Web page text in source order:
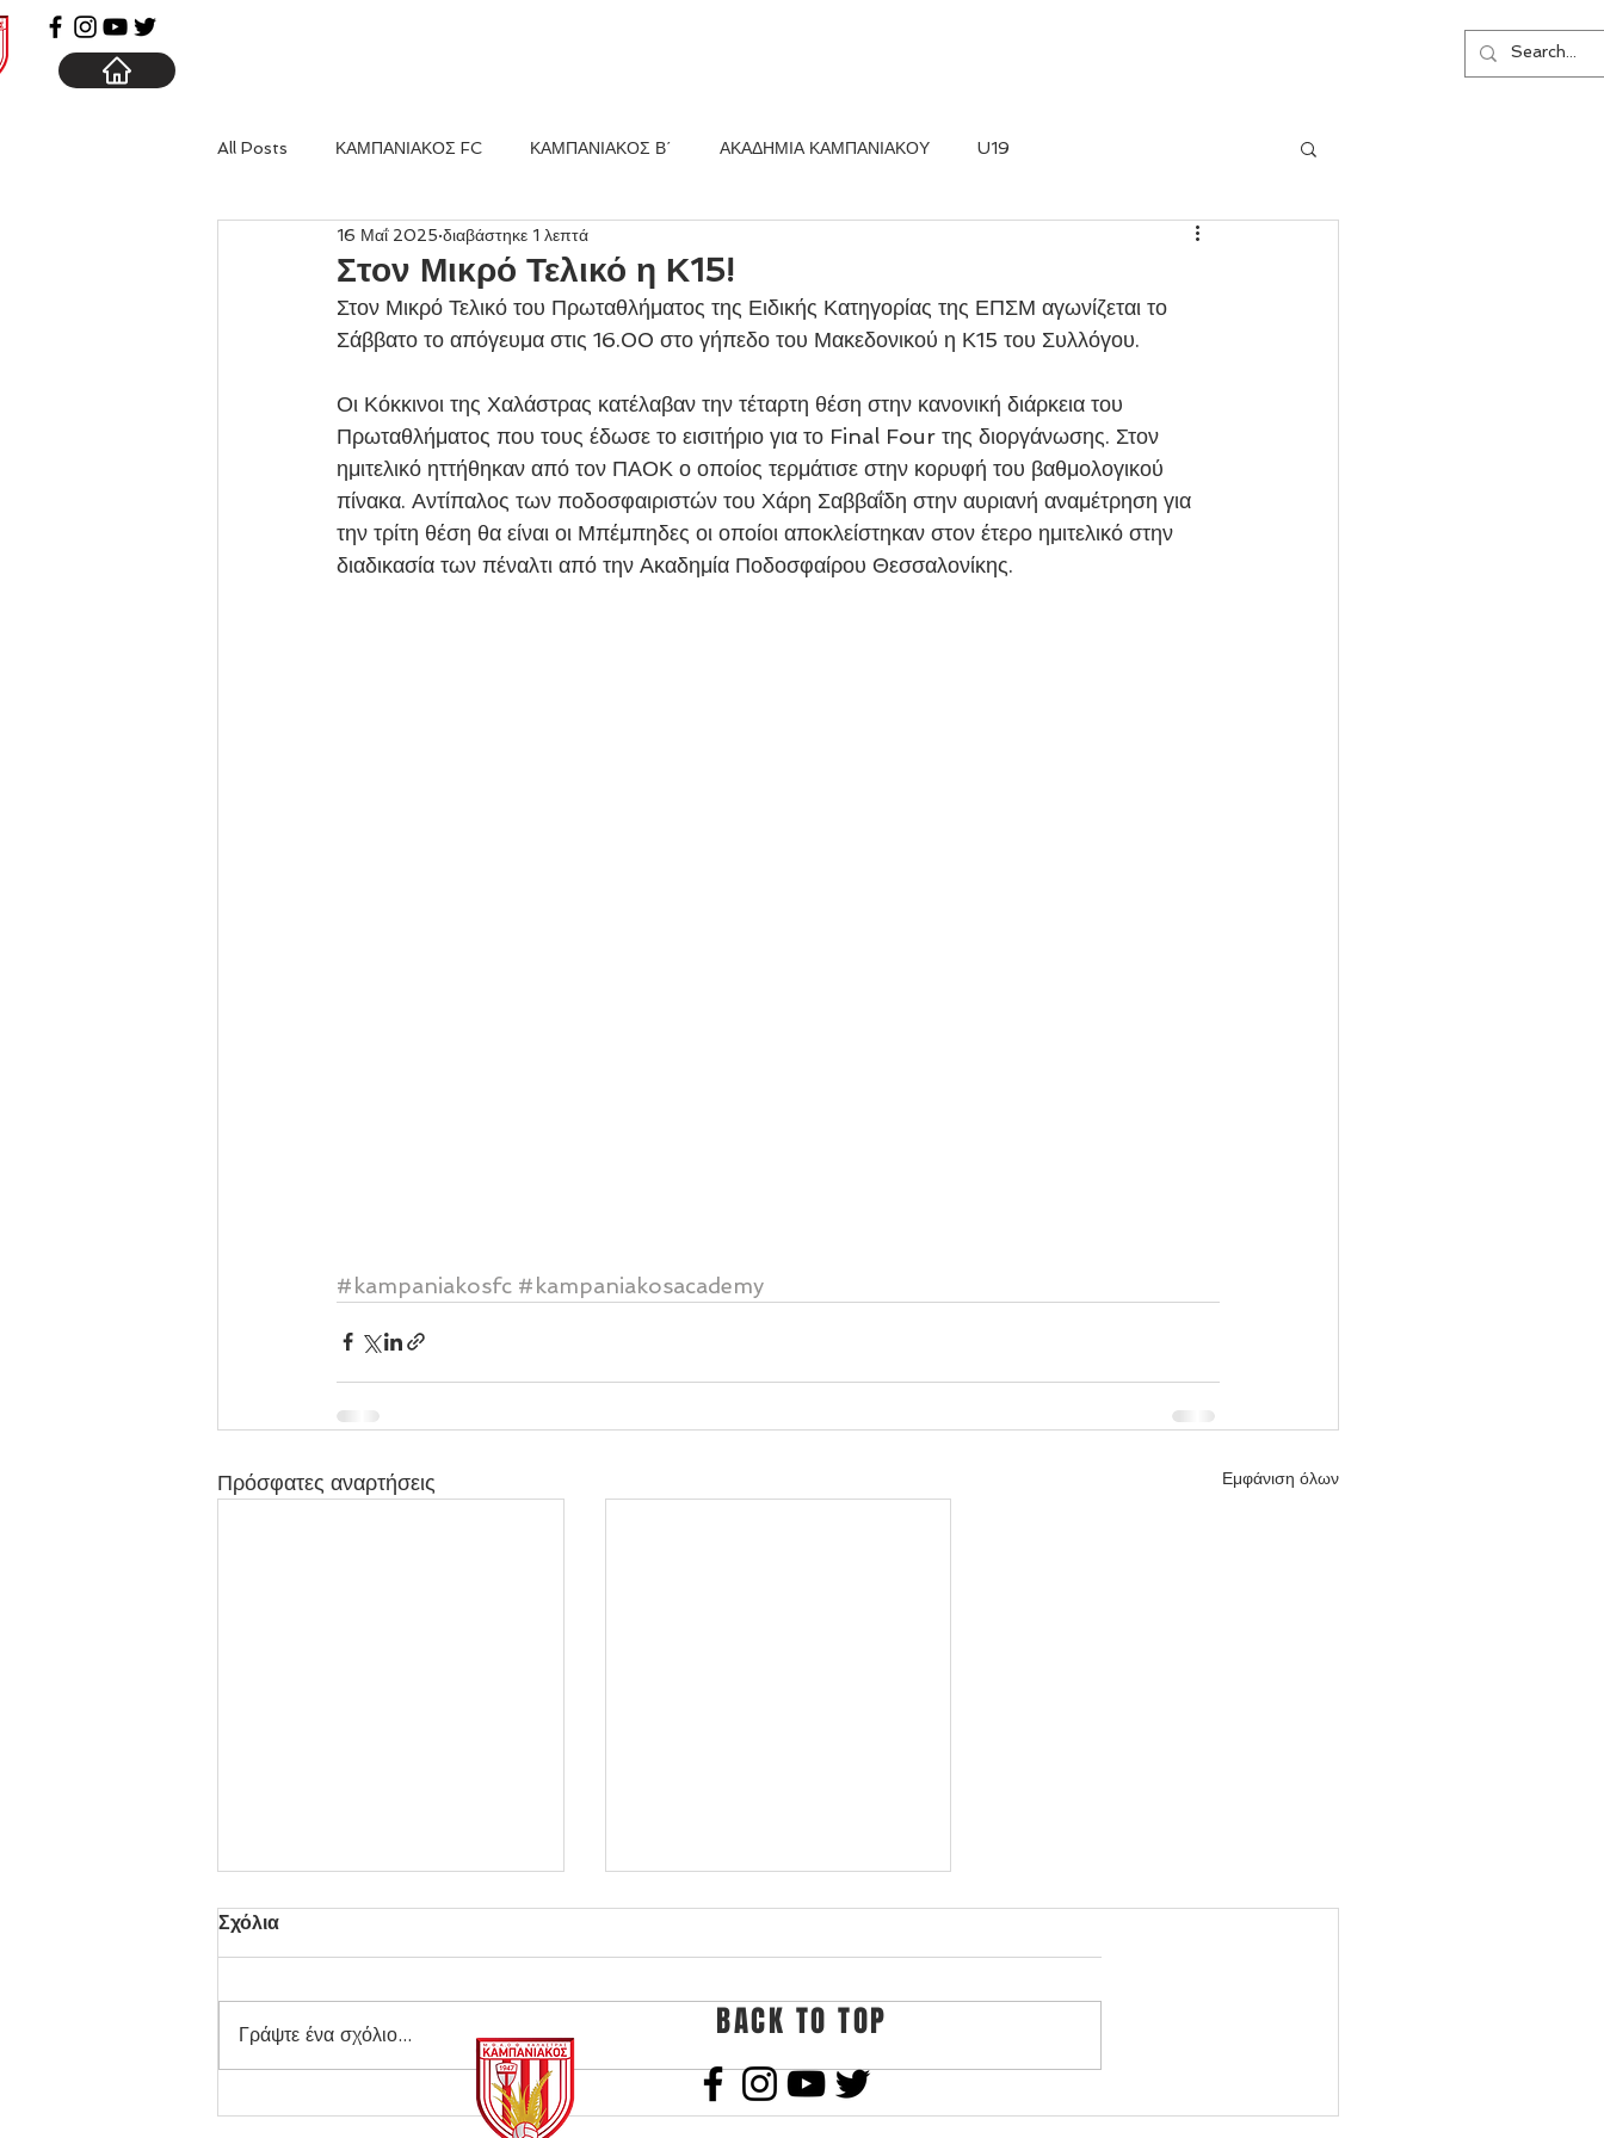
All Posts ΚΑΜΠΑΝΙΑΚΟΣ FC ΚΑΜΠΑΝΙΑΚΟΣ Β΄ ΑΚΑΔΗΜΙΑ ΚΑΜΠΑΝΙΑΚΟΥ U19
Στον Μικρό Τελικό η Κ15!
16 Μαΐ 2025 διαβάστηκε 1 λεπτά
Στον Μικρό Τελικό του Πρωταθλήματος της Ειδικής Κατηγορίας της ΕΠΣΜ αγωνίζεται το
Σάββατο το απόγευμα στις 16.00 στο γήπεδο του Μακεδονικού η Κ15 του Συλλόγου.
Οι Κόκκινοι της Χαλάστρας κατέλαβαν την τέταρτη θέση στην κανονική διάρκεια του
Πρωταθλήματος που τους έδωσε το εισιτήριο για το Final Four της διοργάνωσης. Στον
ημιτελικό ηττήθηκαν από τον ΠΑΟΚ ο οποίος τερμάτισε στην κορυφή του βαθμολογικού
πίνακα. Αντίπαλος των ποδοσφαιριστών του Χάρη Σαββαΐδη στην αυριανή αναμέτρηση για
την τρίτη θέση θα είναι οι Μπέμπηδες οι οποίοι αποκλείστηκαν στον έτερο ημιτελικό στην
διαδικασία των πέναλτι από την Ακαδημία Ποδοσφαίρου Θεσσαλονίκης.
#kampaniakosfc #kampaniakosacademy
Πρόσφατες αναρτήσεις Εμφάνιση όλων
Φινάλε για την Ακαδημία!
Αποχωρεί ο Χρήστος
Σχόλια
Γράψτε ένα σχόλιο... BACK TO TOP